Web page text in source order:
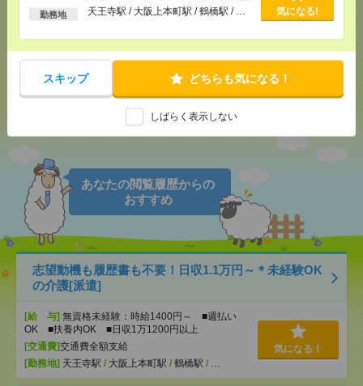
以上
勤務地 天王寺駅 / 大阪上本町駅 / 鶴橋駅 / … 気になる!
スキップ どちらも気になる！
しばらく表示しない
気になる！ 電話応募
ツイート
あなたの閲覧履歴からの
おすすめ
志望動機も履歴書も不要！日収1.1万円～＊未経験OK
の介護[派遣]
[給 与] 無資格未経験：時給1400円～ ■週払い
OK ■扶養内OK ■日収1万1200円以上
[交通費]交通費全額支給
[勤務地] 天王寺駅 / 大阪上本町駅 / 鶴橋駅 / …
気になる！